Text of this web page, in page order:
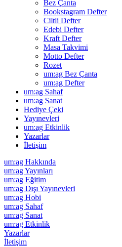
Bez Çanta
Bookstagram Defter
Ciltli Defter
Edebi Defter
Kraft Defter
Masa Takvimi
Motto Defter
Rozet
um:ag Bez Çanta
um:ag Defter
um:ag Sahaf
um:ag Sanat
Hediye Çeki
Yayınevleri
um:ag Etkinlik
Yazarlar
İletişim
um:ag Hakkında
um:ag Yayınları
um:ag Eğitim
um:ag Dışı Yayınevleri
um:ag Hobi
um:ag Sahaf
um:ag Sanat
um:ag Etkinlik
Yazarlar
İletişim